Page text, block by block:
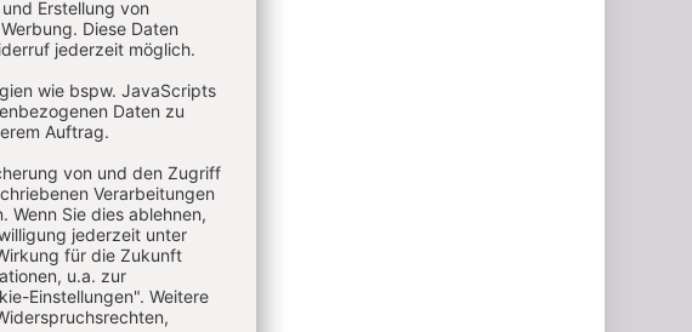
ein spiritueller
ist jetzt die
Erwartungen der
das Gott sich
mit meinem